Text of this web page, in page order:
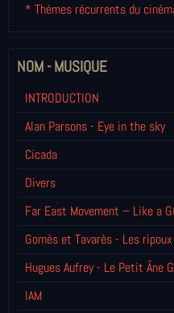
* Thèmes récurrents du
NOM - MUSIQUE
INTRODUCTION
Alan Parsons - Eye in the sky
Cicada
Divers
Far East Movement – Like a
Gomès et Tavarès - Les ripoux
Hugues Aufrey - Le Petit Âne G
IAM